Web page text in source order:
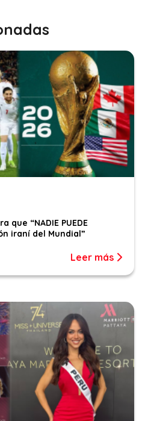
que “NADIE PUEDE
iraní del Mundial”
Leer más